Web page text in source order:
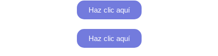
Haz clic aquí
Haz clic aquí